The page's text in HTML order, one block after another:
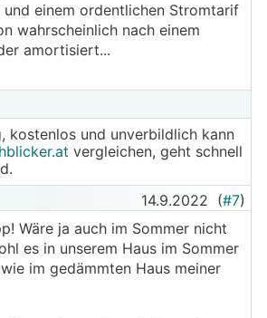
Haus, einige Komponenten,
von den Vorbesitzern in
Aber auch die Eingangstür
Fernwärme. Auch der
neu. Die Dämmung des
die Dachrinnen schauen mir
Jahre aus.
beziffern in wie weit
bei 38er Ziegeln oder
Fenster jeweils rentiert? Da
mit einer Wärmebildkamera
an der Dämmung oder
und einem ordentlichen Stromtarif
wahrscheinlich nach einem
amortisiert...
kostenlos und unverbildlich kann
vergleichen, geht schnell
14.9.2022 (#7)
Wäre ja auch im Sommer nicht
es in unserem Haus im Sommer
im gedämmten Haus meiner